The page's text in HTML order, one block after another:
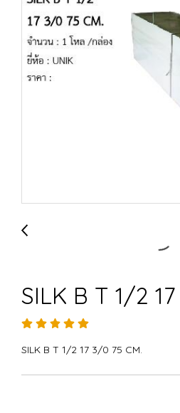
SILK B T 1/2
SILK B T 1/2 17 3/0 75 CM.